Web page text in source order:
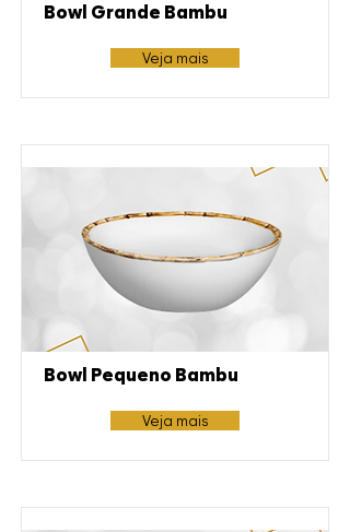
Bowl Grande Bambu
Veja mais
Bowl Pequeno Bambu
Veja mais